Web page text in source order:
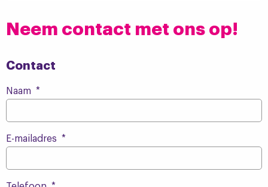
Neem contact met ons op!
Contact
Naam *
E-mailadres *